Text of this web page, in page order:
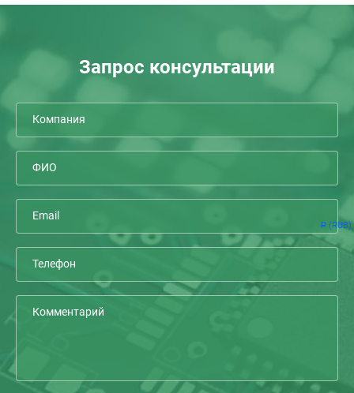
Р (RUB)
Запрос консультации